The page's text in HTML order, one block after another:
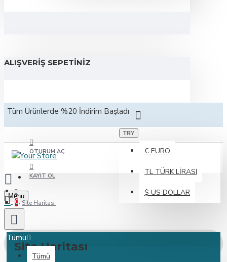
ALIŞVERIŞ SEPETINIZ
Tüm Ürünlerde %20 İndirim Başladı
OTURUM AÇ
KAYIT OL
TRY
€ EURO
TL TÜRK LIRASI
$ US DOLLAR
Menu
0
Tümü
Tümü
Site Haritası
Site Haritası